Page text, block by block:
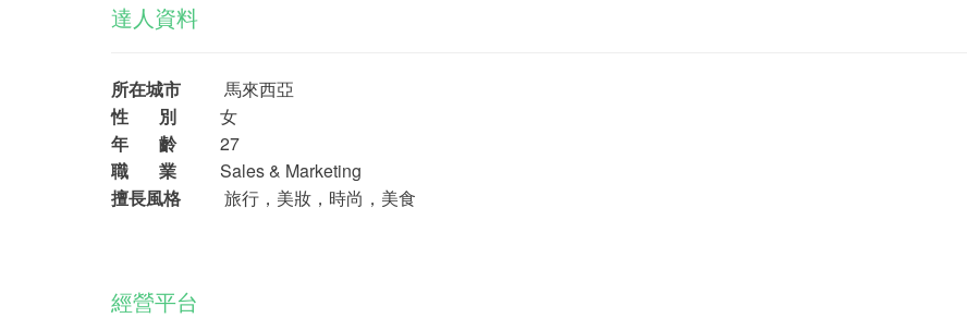
達人資料
所在城市 馬來西亞
性 別 女
年 齡27
職 業 Sales & Marketing
擅長風格 旅行，美妝，時尚，美食
經營平台